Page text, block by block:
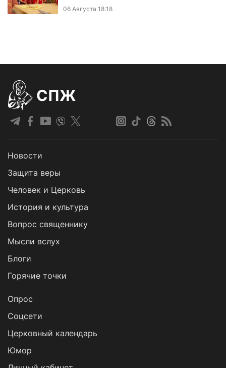
06 Августа 18:18
СПЖ
Новости
Защита веры
Человек и Церковь
История и культура
Вопрос священнику
Мысли вслух
Блоги
Горячие точки
Опрос
Cоцсети
Церковный календарь
Юмор